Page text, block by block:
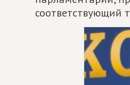
соответствующий